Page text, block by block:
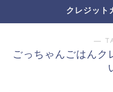
クレジット
―
ごっちゃんごはんク